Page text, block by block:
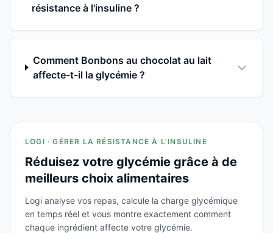
résistance à l'insuline ?
Comment Bonbons au chocolat au lait
affecte-t-il la glycémie ?
LOGI · GÉRER LA RÉSISTANCE À L'INSULINE
Réduisez votre glycémie grâce à de
meilleurs choix alimentaires
Logi analyse vos repas, calcule la charge glycémique
en temps réel et vous montre exactement comment
chaque ingrédient affecte votre glycémie.